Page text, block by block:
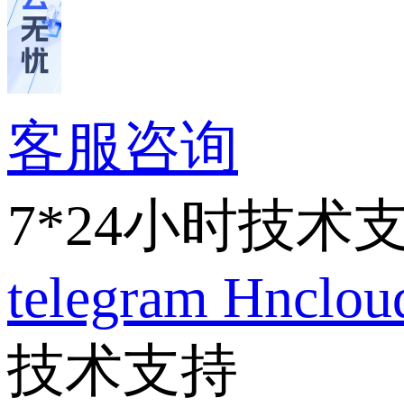
客服咨询
7*24小时技术
telegram
技术支持